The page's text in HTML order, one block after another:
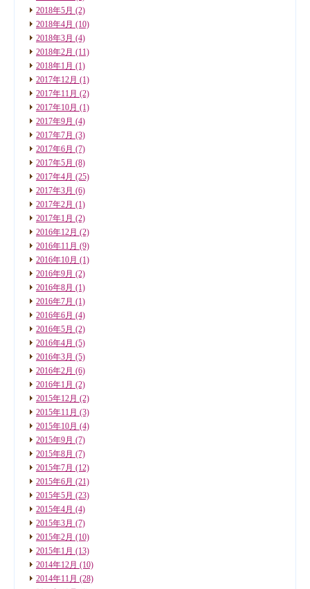
2018年5月 (2)
2018年4月 (10)
2018年3月 (4)
2018年2月 (11)
2018年1月 (1)
2017年12月 (1)
2017年11月 (2)
2017年10月 (1)
2017年9月 (4)
2017年7月 (3)
2017年6月 (7)
2017年5月 (8)
2017年4月 (25)
2017年3月 (6)
2017年2月 (1)
2017年1月 (2)
2016年12月 (2)
2016年11月 (9)
2016年10月 (1)
2016年9月 (2)
2016年8月 (1)
2016年7月 (1)
2016年6月 (4)
2016年5月 (2)
2016年4月 (5)
2016年3月 (5)
2016年2月 (6)
2016年1月 (2)
2015年12月 (2)
2015年11月 (3)
2015年10月 (4)
2015年9月 (7)
2015年8月 (7)
2015年7月 (12)
2015年6月 (21)
2015年5月 (23)
2015年4月 (4)
2015年3月 (7)
2015年2月 (10)
2015年1月 (13)
2014年12月 (10)
2014年11月 (28)